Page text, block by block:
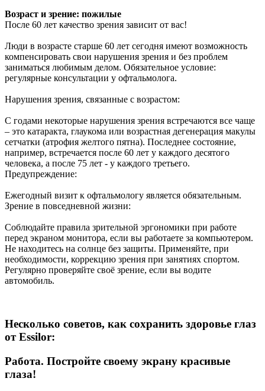
Возраст и зрение: пожилые
После 60 лет качество зрения зависит от вас!
Люди в возрасте старше 60 лет сегодня имеют возможность
компенсировать свои нарушения зрения и без проблем
заниматься любимым делом. Обязательное условие:
регулярные консультации у офтальмолога.
Нарушения зрения, связанные с возрастом:
С годами некоторые нарушения зрения встречаются все чаще
– это катаракта, глаукома или возрастная дегенерация макулы
сетчатки (атрофия желтого пятна). Последнее состояние,
например, встречается после 60 лет у каждого десятого
человека, а после 75 лет - у каждого третьего.
Предупреждение:
Ежегодный визит к офтальмологу является обязательным.
Зрение в повседневной жизни:
Соблюдайте правила зрительной эргономики при работе
перед экраном монитора, если вы работаете за компьютером.
Не находитесь на солнце без защиты. Применяйте, при
необходимости, коррекцию зрения при занятиях спортом.
Регулярно проверяйте своё зрение, если вы водите
автомобиль.
Несколько советов, как сохранить здоровье глаз
от Essilor:
Работа. Постройте своему экрану красивые
глаза!